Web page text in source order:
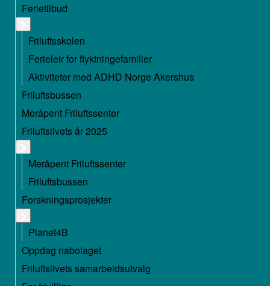
Ferietilbud
Friluftsskolen
Ferieleir for flyktningefamilier
Aktiviteter med ADHD Norge Akershus
Friluftsbussen
Meråpent Friluftssenter
Friluftslivets år 2025
Meråpent Friluftssenter
Friluftsbussen
Forskningsprosjekter
Planet4B
Oppdag nabolaget
Friluftslivets samarbeidsutvalg